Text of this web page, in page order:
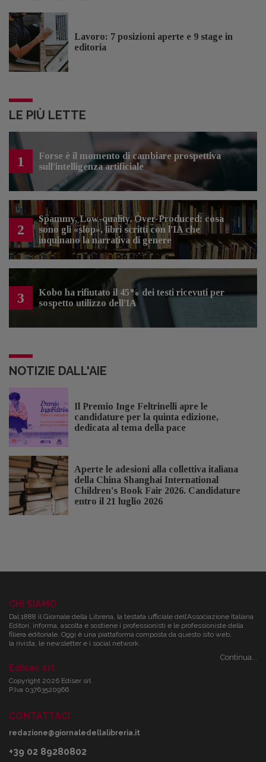
Lavoro: 7 posizioni aperte e 9 stage in
editoria
LE PIÙ LETTE
1
Forse è il momento di cambiare prospettiva
sull’intelligenza artificiale
2
Spammy, Low-quality, Over-Produced: cosa
sono gli «slop», libri scritti con l'IA che
inquinano la narrativa di genere
3
Kobo ha rifiutato il 45% dei testi ricevuti per
sospetto utilizzo dell’IA
NOTIZIE DALL'AIE
Il Premio Inge Feltrinelli apre le
candidature per la quinta edizione,
dedicata al tema della pace
Aperte le adesioni alla collettiva italiana
della China Shanghai International
Children's Book Fair 2026. Candidature
entro il 21 luglio 2026
CHI SIAMO
Dal 1888 il Giornale della Libreria, la testata ufficiale dell’Associazione Italiana
Editori, informa, ascolta e sostiene i professionisti e le professioniste della
filiera editoriale. Oggi è una piattaforma composta da questo sito web,
la rivista, le newsletter e i social network.
Continua...
Ediser srl
Copyright 2026 Ediser srl
P.Iva 03763520966
CONTATTACI
redazione@giornaledellalibreria.it
+39 02 89280802